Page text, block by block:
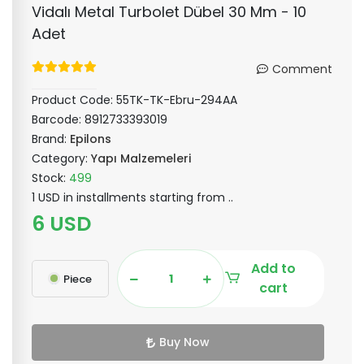
Vidalı Metal Turbolet Dübel 30 Mm - 10
Adet
Comment
Product Code: 55TK-TK-Ebru-294AA
Barcode: 8912733393019
Brand: Epilons
Category: Yapı Malzemeleri
Stock: 499
1 USD in installments starting from ..
6 USD
Piece
Add to
cart
Buy Now